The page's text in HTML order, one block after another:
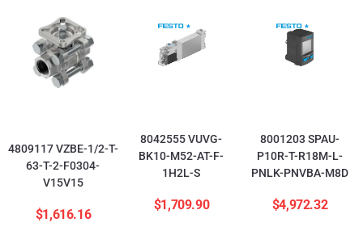
4809117 VZBE-1/2-T-
63-T-2-F0304-
V15V15
$1,616.16
8042555 VUVG-
BK10-M52-AT-F-
1H2L-S
$1,709.90
8001203 SPAU-
P10R-T-R18M-L-
PNLK-PNVBA-M8D
$4,972.32